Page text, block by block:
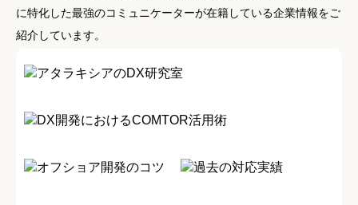
に特化した最強のコミュニケーターが在籍している企業情報をご
紹介しています。
アタラキシアのDX研究室
DX開発におけるCOMTOR活用術
オフショア開発のコツ 過去の対応実績